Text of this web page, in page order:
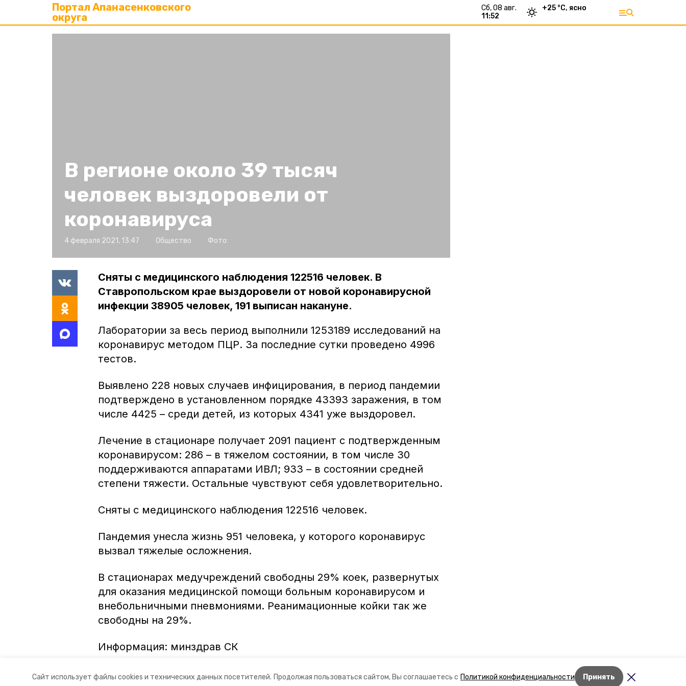
Сайт использует файлы cookies и технических данных посетителей. Продолжая пользоваться сайтом, Вы соглашаетесь с Политикой конфиденциальности Принять
Портал Апанасенковского
округа
сб, 08 авг.
11:52
+25 °С, ясно
Лента новостей
В регионе около 39 тысяч
человек выздоровели от
коронавируса
4 февраля 2021, 13:47 Общество Фото:
Сняты с медицинского наблюдения 122516 человек. В
Ставропольском крае выздоровели от новой коронавирусной
инфекции 38905 человек, 191 выписан накануне.
Лаборатории за весь период выполнили 1253189 исследований на
коронавирус методом ПЦР. За последние сутки проведено 4996
тестов.
Выявлено 228 новых случаев инфицирования, в период пандемии
подтверждено в установленном порядке 43393 заражения, в том
числе 4425 – среди детей, из которых 4341 уже выздоровел.
Лечение в стационаре получает 2091 пациент с подтвержденным
коронавирусом: 286 – в тяжелом состоянии, в том числе 30
поддерживаются аппаратами ИВЛ; 933 – в состоянии средней
степени тяжести. Остальные чувствуют себя удовлетворительно.
Сняты с медицинского наблюдения 122516 человек.
Пандемия унесла жизнь 951 человека, у которого коронавирус
вызвал тяжелые осложнения.
В стационарах медучреждений свободны 29% коек, развернутых
для оказания медицинской помощи больным коронавирусом и
внебольничными пневмониями. Реанимационные койки так же
свободны на 29%.
Информация: минздрав СК